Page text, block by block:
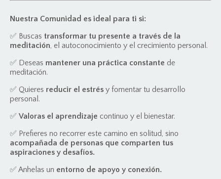
Nuestra Comunidad es ideal para ti si:
✅ Buscas transformar tu presente a través de la
meditación, el autoconocimiento y el crecimiento personal.
✅ Deseas mantener una práctica constante de
meditación.
✅ Quieres reducir el estrés y fomentar tu desarrollo
personal.
✅ Valoras el aprendizaje continuo y el bienestar.
✅ Prefieres no recorrer este camino en solitud, sino
acompañada de personas que comparten tus
aspiraciones y desafíos.
✅ Anhelas un entorno de apoyo y conexión.